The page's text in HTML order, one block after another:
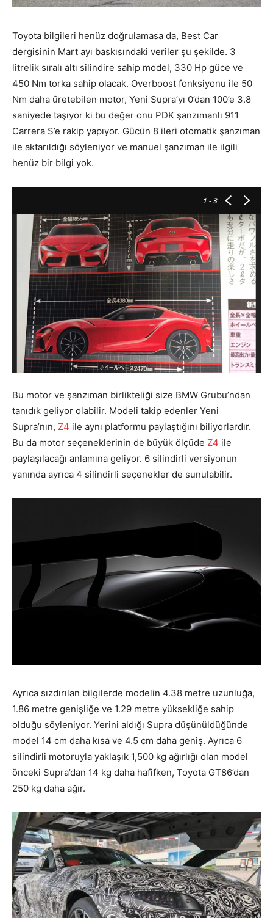
Toyota bilgileri henüz doğrulamasa da, Best Car
dergisinin Mart ayı baskısındaki veriler şu şekilde. 3
litrelik sıralı altı silindire sahip model, 330 Hp güce ve
450 Nm torka sahip olacak. Overboost fonksiyonu ile 50
Nm daha üretebilen motor, Yeni Supra’yı 0’dan 100’e 3.8
saniyede taşıyor ki bu değer onu PDK şanzımanlı 911
Carrera S’e rakip yapıyor. Gücün 8 ileri otomatik şanzıman
ile aktarıldığı söyleniyor ve manuel şanzıman ile ilgili
henüz bir bilgi yok.
1 - 3
Bu motor ve şanzıman birlikteliği size BMW Grubu’ndan
tanıdık geliyor olabilir. Modeli takip edenler Yeni
Supra’nın, Z4 ile aynı platformu paylaştığını biliyorlardır.
Bu da motor seçeneklerinin de büyük ölçüde Z4 ile
paylaşılacağı anlamına geliyor. 6 silindirli versiyonun
yanında ayrıca 4 silindirli seçenekler de sunulabilir.
Ayrıca sızdırılan bilgilerde modelin 4.38 metre uzunluğa,
1.86 metre genişliğe ve 1.29 metre yüksekliğe sahip
olduğu söyleniyor. Yerini aldığı Supra düşünüldüğünde
model 14 cm daha kısa ve 4.5 cm daha geniş. Ayrıca 6
silindirli motoruyla yaklaşık 1,500 kg ağırlığı olan model
önceki Supra’dan 14 kg daha hafifken, Toyota GT86’dan
250 kg daha ağır.